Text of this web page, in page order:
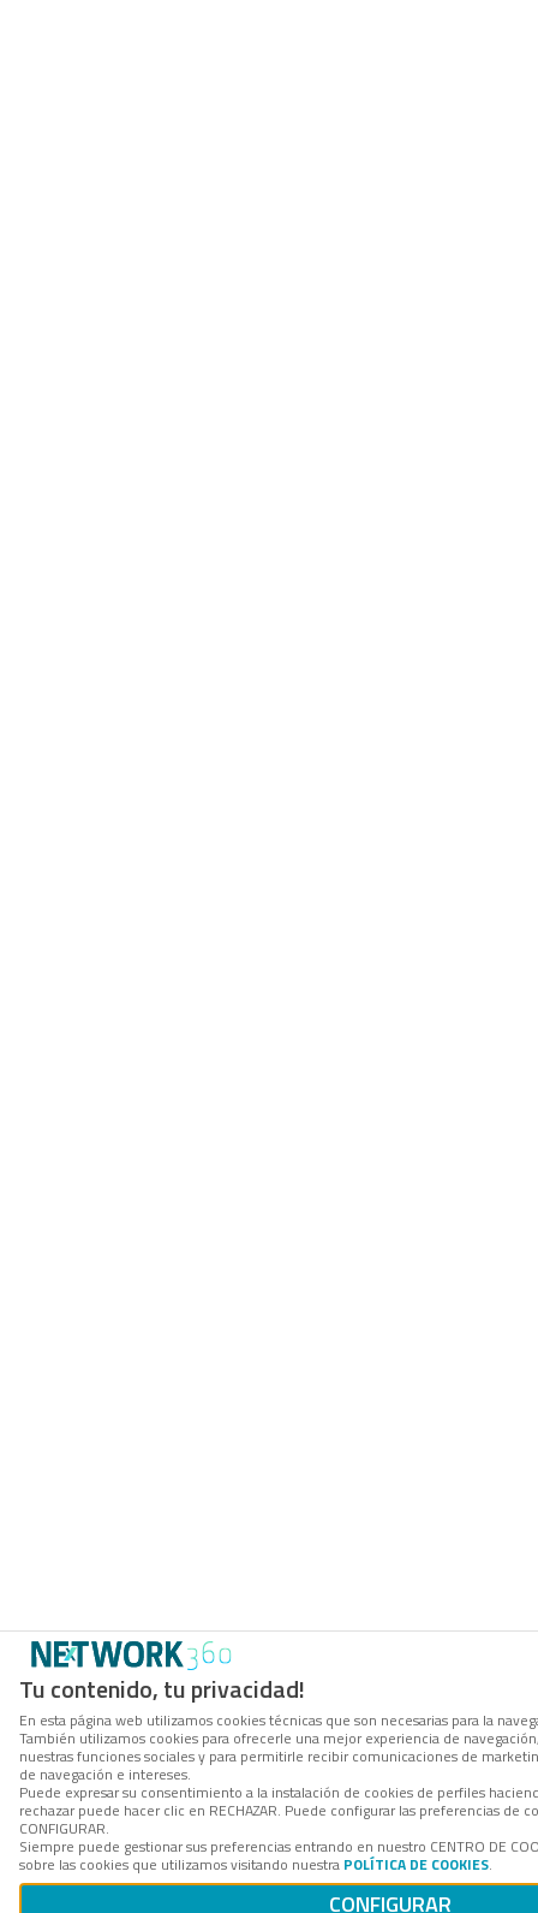
Tu contenido, tu privacidad!
En esta página web utilizamos cookies técnicas que son necesarias para la
También utilizamos cookies para ofrecerle una mejor experiencia de
nuestras funciones sociales y para permitirle recibir comunicaciones de
de navegación e intereses.
Puede expresar su consentimiento a la instalación de cookies de perfiles
rechazar puede hacer clic en RECHAZAR. Puede configurar las preferencias de
CONFIGURAR.
Siempre puede gestionar sus preferencias entrando en nuestro CENTRO DE
sobre las cookies que utilizamos visitando nuestra POLÍTICA DE COOKIES.
CONFIGURAR